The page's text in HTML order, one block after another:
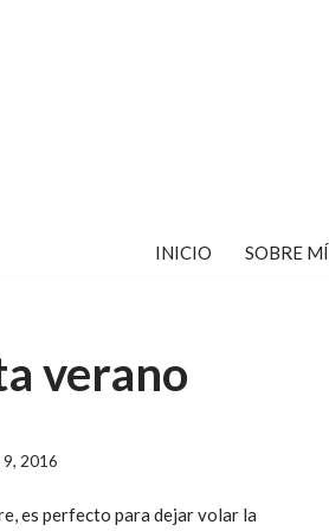
INICIO SOBRE MÍ
verano
9, 2016
es perfecto para dejar volar la